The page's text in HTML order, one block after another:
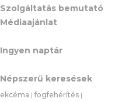
Szolgáltatás bemutató
Médiaajánlat
Ingyen naptár
Népszerű keresések
ekcéma |fogfehérítés |